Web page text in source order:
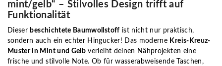
mint/gelb“ – Stilvolles Design trifft auf
Funktionalität
Dieser beschichtete Baumwollstoff ist nicht nur praktisch,
sondern auch ein echter Hingucker! Das moderne Kreis-Kreuz-
Muster in Mint und Gelb verleiht deinen Nähprojekten eine
frische und stilvolle Note. Ob für wasserabweisende Taschen,